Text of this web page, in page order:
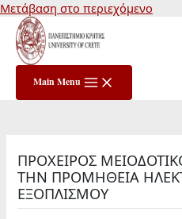
Μετάβαση στο περιεχόμενο
Main Menu
ΠΡΟΧΕΙΡΟΣ
ΤΗΝ ΠΡΟΜΗΘΕΙΑ
ΕΞΟΠΛΙΣΜΟΥ